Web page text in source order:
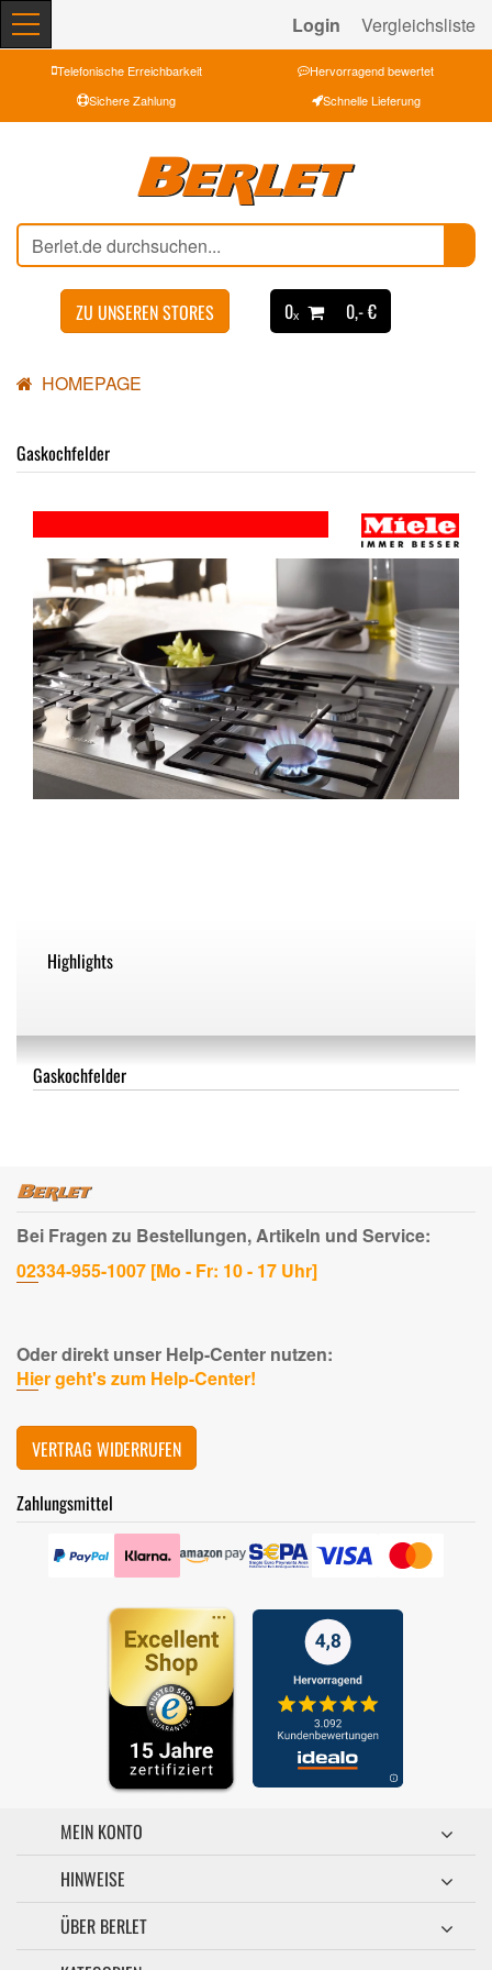
Login Vergleichsliste
Telefonische Erreichbarkeit
Hervorragend bewertet
Sichere Zahlung
Schnelle Lieferung
ZU UNSEREN STORES 0ₓ 0,- €
HOMEPAGE
Gaskochfelder
Highlights
Gaskochfelder
Bei Fragen zu Bestellungen, Artikeln und Service:
02334-955-1007 [Mo - Fr: 10 - 17 Uhr]
Oder direkt unser Help-Center nutzen:
Hier geht's zum Help-Center!
VERTRAG WIDERRUFEN
Zahlungsmittel
MEIN KONTO
HINWEISE
ÜBER BERLET